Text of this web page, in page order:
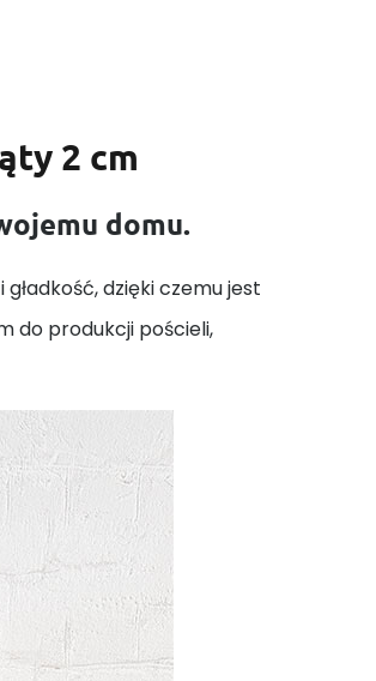
2 cm
domu.
dzięki czemu jest
do produkcji pościeli,